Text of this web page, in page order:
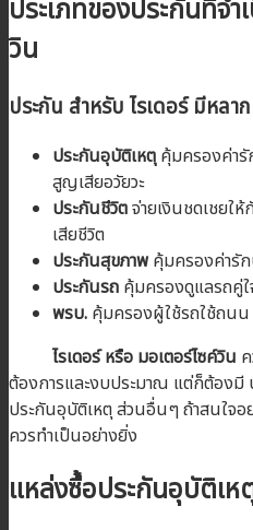
ประเภทของประกันที่จำ
วิน
ประกัน สำหรับไรเดอร์มีหลาก
ประกันอุบัติเหตุคุ้มครองค่ารั
สูญเสียอวัยวะ
ประกันชีวิตจ่ายเงินชดเชยใ
เสียชีวิต
ประกันสุขภาพ คุ้มครองค่ารัก
ประกันรถ คุ้มครองดูแลรถคู่ใ
พรบ. คุ้มครองผู้ใช้รถใช้ถน
ไรเดอร์หรือ มอเตอร์ไซค์วิน
ต้องการและงบประมาณ แต่ก็ต้องมี
ประกันอุบัติเหตุ ส่วนอื่นๆ ถ้าสนใจอ
ควรทำเป็นอย่างยิ่ง
แหล่งซื้อประกันอุบัติเห